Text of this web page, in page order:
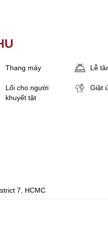
Thang máy Lễ
Lối cho người
khuyết tật
Giặt
7, HCMC